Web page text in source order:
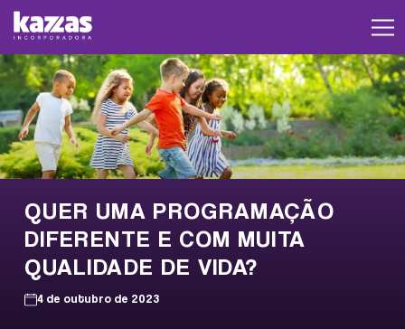
QUER UMA PROGRAMAÇÃO
DIFERENTE E COM MUITA
QUALIDADE DE VIDA?
4 de outubro de 2023